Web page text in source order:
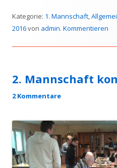
Kategorie: 1. Mannschaft,
2016von admin. Kommentieren
2. Mannschaft
2 Kommentare